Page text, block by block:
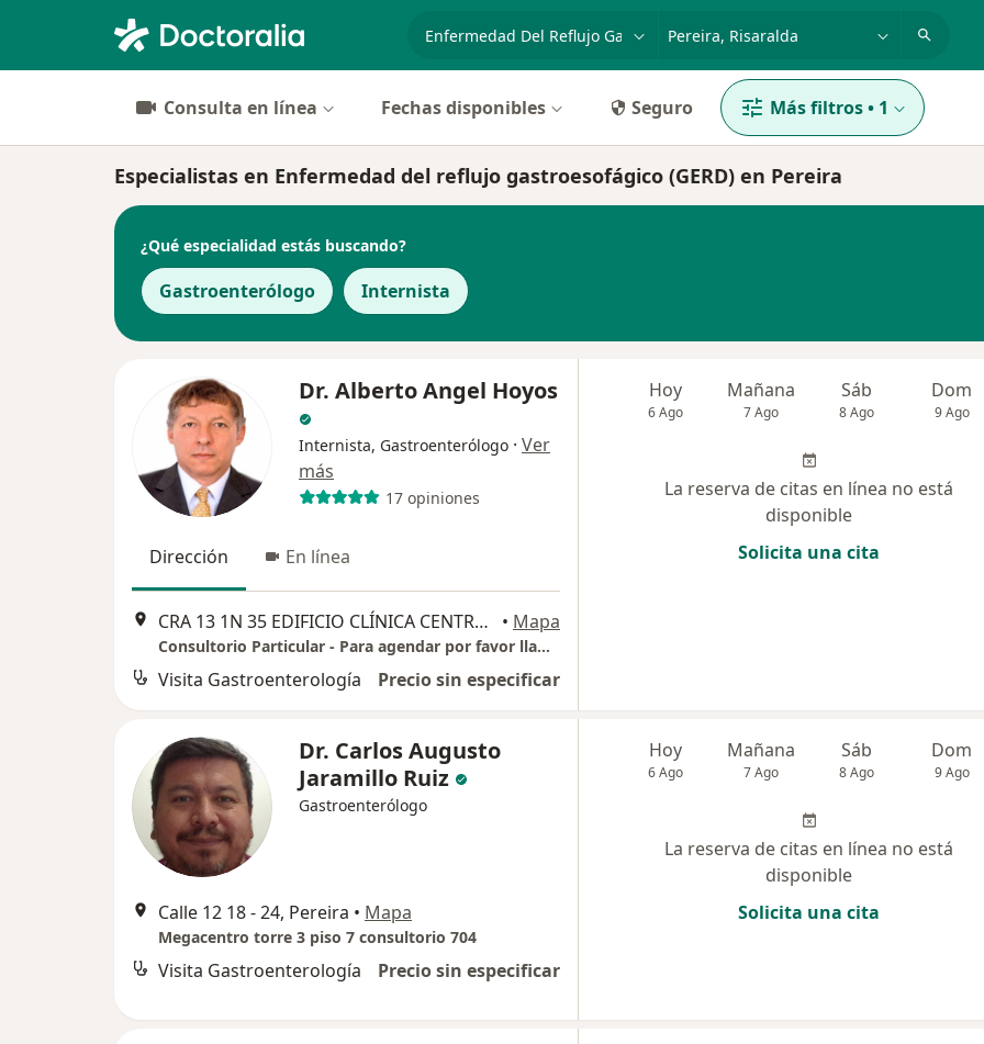
Consulta en línea Fechas disponibles Seguro Más filtros• 1
Especialistas en Enfermedad del reflujo gastroesofágico (GERD) en Pereira
¿Qué especialidad estás buscando?
Gastroenterólogo Internista
Dr. Alberto Angel Hoyos
Internista, Gastroenterólogo · Ver
más
17 opiniones
Dirección En línea
CRA 13 1N 35 EDIFICIO CLÍNICA CENTRAL DEL QUINDIO 5PISO CONS 501, Pereira • Mapa
Consultorio Particular - Para agendar por favor llamar
Visita Gastroenterología Precio sin especificar
Hoy
6 Ago
Mañana
7 Ago
Sáb
8 Ago
Dom
9 Ago
La reserva de citas en línea no está
disponible
Solicita una cita
Dr. Carlos Augusto
Jaramillo Ruiz
Gastroenterólogo
Calle 12 18 - 24, Pereira • Mapa
Megacentro torre 3 piso 7 consultorio 704
Visita Gastroenterología Precio sin especificar
Hoy
6 Ago
Mañana
7 Ago
Sáb
8 Ago
Dom
9 Ago
La reserva de citas en línea no está
disponible
Solicita una cita